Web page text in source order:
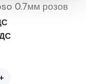
0.7мм розов